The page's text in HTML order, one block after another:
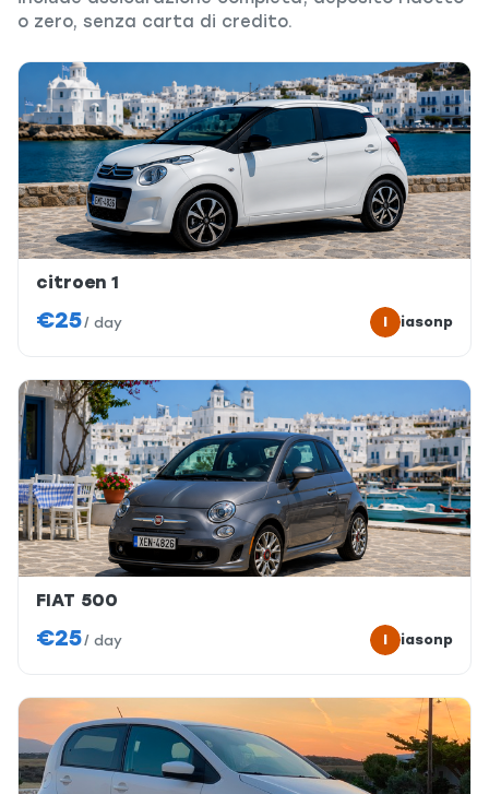
o zero, senza carta di credito.
citroen 1
€25/ day iasonp
FIAT 500
€25/ day iasonp